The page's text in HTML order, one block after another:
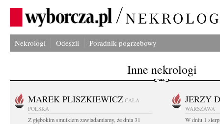
Nekrologi Odeszli Poradnik pogrzebowy
Inne nekrologi
MAREK PLISZKIEWICZ CAŁA
POLSKA
Z głębokim smutkiem zawiadamiamy, że dnia 31
JERZY
WARSZAWA
W dniu 1